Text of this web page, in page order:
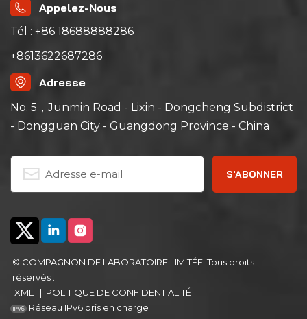
Appelez-Nous
Tél : +86 18688888286
+8613622687286
Adresse
No. 5，Junmin Road - Lixin - Dongcheng Subdistrict
- Dongguan City - Guangdong Province - China
© COMPAGNON DE LABORATOIRE LIMITÉE. Tous droits
réservés .
XML
| POLITIQUE DE CONFIDENTIALITÉ
Réseau IPv6 pris en charge